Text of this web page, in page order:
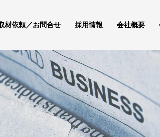
材依頼／お問合せ 採用情報 会社概要